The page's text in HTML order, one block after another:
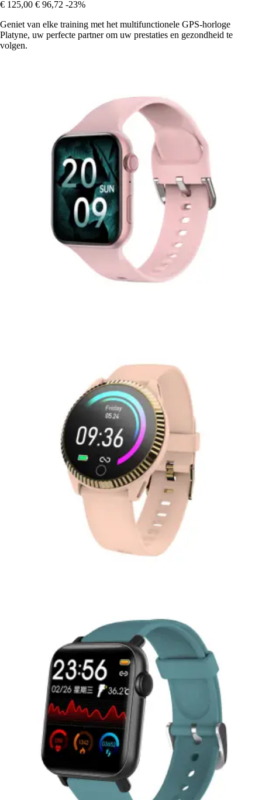
€ 125,00 € 96,72 -23%
Geniet van elke training met het multifunctionele GPS-horloge
Platyne, uw perfecte partner om uw prestaties en gezondheid te
volgen.